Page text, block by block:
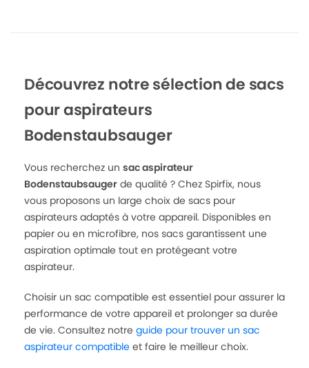
Découvrez notre sélection de sacs
pour aspirateurs
Bodenstaubsauger
Vous recherchez un sac aspirateur
Bodenstaubsauger de qualité ? Chez Spirfix, nous
vous proposons un large choix de sacs pour
aspirateurs adaptés à votre appareil. Disponibles en
papier ou en microfibre, nos sacs garantissent une
aspiration optimale tout en protégeant votre
aspirateur.
Choisir un sac compatible est essentiel pour assurer la
performance de votre appareil et prolonger sa durée
de vie. Consultez notre guide pour trouver un sac
aspirateur compatible et faire le meilleur choix.